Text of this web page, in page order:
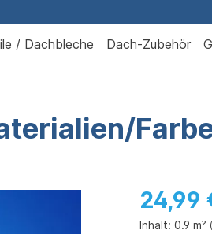
/ Dachbleche Dach-Zubehör
24,99
Inhalt: 0.9 m²